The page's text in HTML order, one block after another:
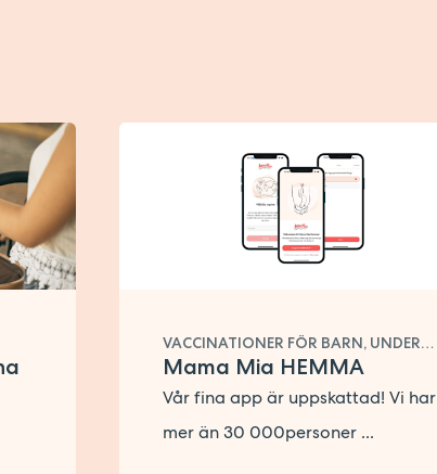
VACCINATIONER FÖR BARN, UNDERLIVSBESVÄR, ULTRALJUD, SEXUELL HÄLSA, PREVENTIVMEDEL, KURSUTBUD, KLIMAKTERIEBESVÄR , FÖRSTA TIDEN MED BARN, KÖNSSJUKDOMAR, FOSTERDIAGNOSTIK, CELLPROVTAGNING, AMNING, GRAVIDITET, BARNHÄLSOVÅRD
Mama Mia HEMMA
Vår fina app är uppskattad! Vi har
mer än 30 000personer ...